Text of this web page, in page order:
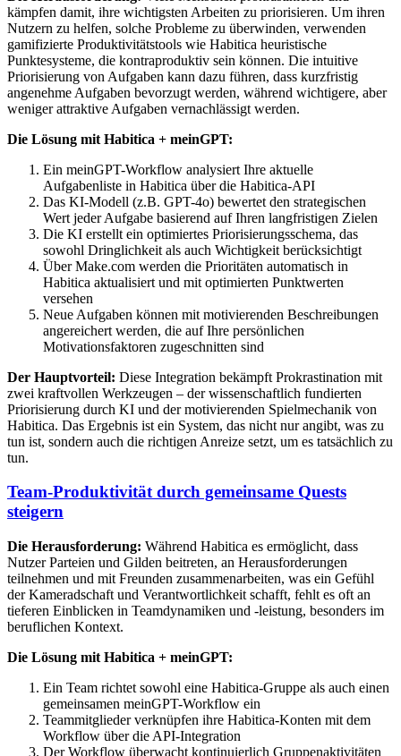
kämpfen damit, ihre wichtigsten Arbeiten zu priorisieren. Um ihren
Nutzern zu helfen, solche Probleme zu überwinden, verwenden
gamifizierte Produktivitätstools wie Habitica heuristische
Punktesysteme, die kontraproduktiv sein können. Die intuitive
Priorisierung von Aufgaben kann dazu führen, dass kurzfristig
angenehme Aufgaben bevorzugt werden, während wichtigere, aber
weniger attraktive Aufgaben vernachlässigt werden.
Die Lösung mit Habitica + meinGPT:
Ein meinGPT-Workflow analysiert Ihre aktuelle
Aufgabenliste in Habitica über die Habitica-API
Das KI-Modell (z.B. GPT-4o) bewertet den strategischen
Wert jeder Aufgabe basierend auf Ihren langfristigen Zielen
Die KI erstellt ein optimiertes Priorisierungsschema, das
sowohl Dringlichkeit als auch Wichtigkeit berücksichtigt
Über Make.com werden die Prioritäten automatisch in
Habitica aktualisiert und mit optimierten Punktwerten
versehen
Neue Aufgaben können mit motivierenden Beschreibungen
angereichert werden, die auf Ihre persönlichen
Motivationsfaktoren zugeschnitten sind
Der Hauptvorteil: Diese Integration bekämpft Prokrastination mit
zwei kraftvollen Werkzeugen – der wissenschaftlich fundierten
Priorisierung durch KI und der motivierenden Spielmechanik von
Habitica. Das Ergebnis ist ein System, das nicht nur angibt, was zu
tun ist, sondern auch die richtigen Anreize setzt, um es tatsächlich zu
tun.
Team-Produktivität durch gemeinsame Quests
steigern
Die Herausforderung: Während Habitica es ermöglicht, dass
Nutzer Parteien und Gilden beitreten, an Herausforderungen
teilnehmen und mit Freunden zusammenarbeiten, was ein Gefühl
der Kameradschaft und Verantwortlichkeit schafft, fehlt es oft an
tieferen Einblicken in Teamdynamiken und -leistung, besonders im
beruflichen Kontext.
Die Lösung mit Habitica + meinGPT:
Ein Team richtet sowohl eine Habitica-Gruppe als auch einen
gemeinsamen meinGPT-Workflow ein
Teammitglieder verknüpfen ihre Habitica-Konten mit dem
Workflow über die API-Integration
Der Workflow überwacht kontinuierlich Gruppenaktivitäten